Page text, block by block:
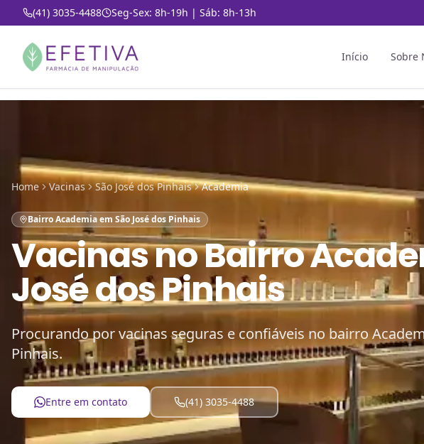
(41) 3035-4488 Seg-Sex: 8h-19h | Sáb: 8h-13h
Início Sobre
Home Vacinas São José dos Pinhais Academia
Bairro Academia em São José dos Pinhais
VacinasnoBairro
José dos Pinhais
Procurando por vacinas seguras e confiáveis no bairro
Pinhais.
Entre em contato (41) 3035-4488